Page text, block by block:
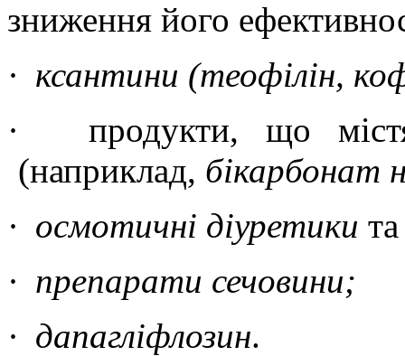
зниження його
· ксантини (теофілін,
·
продукти, що
(наприклад, бікарбонат
· осмотичні діуретики
· препарати сечовини;
· дапагліфлозин.